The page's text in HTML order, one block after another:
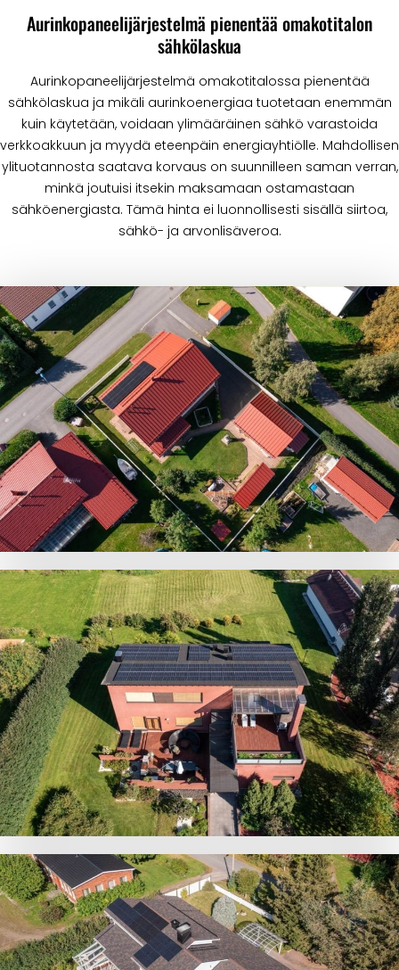
Aurinkopaneelijärjestelmä pienentää omakotitalon
sähkölaskua
Aurinkopaneelijärjestelmä omakotitalossa pienentää
sähkölaskua ja mikäli aurinkoenergiaa tuotetaan enemmän
kuin käytetään, voidaan ylimääräinen sähkö varastoida
verkkoakkuun ja myydä eteenpäin energiayhtiölle. Mahdollisen
ylituotannosta saatava korvaus on suunnilleen saman verran,
minkä joutuisi itsekin maksamaan ostamastaan
sähköenergiasta. Tämä hinta ei luonnollisesti sisällä siirtoa,
sähkö- ja arvonlisäveroa.